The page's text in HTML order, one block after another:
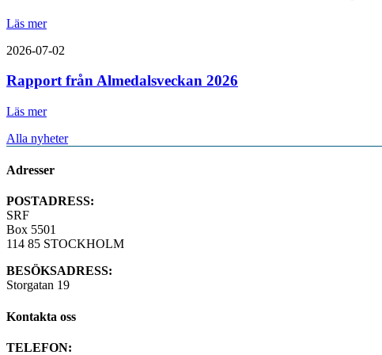
Läs mer
2026-07-02
Rapport från Almedalsveckan 2026
Läs mer
Alla nyheter
Adresser
POSTADRESS:
SRF
Box 5501
114 85 STOCKHOLM
BESÖKSADRESS:
Storgatan 19
Kontakta oss
TELEFON: